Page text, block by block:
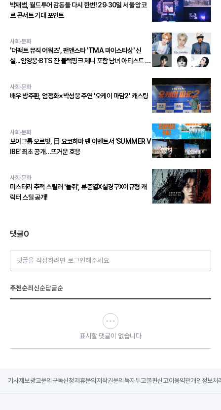
박재범, 월드투어 감동을 다시 한번! 29·30일 서울 앙코
르 콘서트 기대 포인트
사회·문화
'더팩트 뮤직 어워즈', 팬앤스타 'TMA 마이스타상' 신
설...임영웅∙BTS 진∙블랙핑크 제니 포함 남녀 아티스트 상
사회·문화
배우 방주환, 엄정화×박성웅 주연 '오케이 마담2' 캐스팅
사회·문화
보이그룹 오르빗, 日 요코하마 팬 이벤트서 ‘SUMMER V
IBE’ 최초 공개…뜨거운 호응
사회·문화
미스터리 추적 스릴러 '들쥐', 류준열X설경구X이규형 캐
릭터 스틸 공개!
댓글0
댓글을 작성하려면 로그인해주세요
추천순최신순답글순
표시할 댓글이 없습니다
기사제보광고문의 구독신청제휴문의 저작권문의 독자투고불편신고이용약관개인정보처